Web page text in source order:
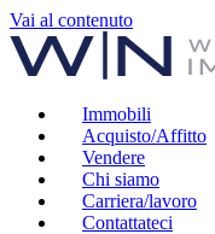
Vai al contenuto
Immobili
Acquisto/Affitto
Vendere
Chi siamo
Carriera/lavoro
Contattateci